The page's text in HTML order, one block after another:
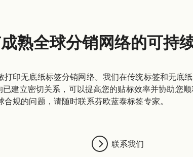
熟全球分销网络的可持
印无底纸标签分销网络。我们在传统标签和无底
建立密切关系，可以提高您的贴标效率并协助您
规的问题，请随时联系芬欧蓝泰标签专家。
联系我们